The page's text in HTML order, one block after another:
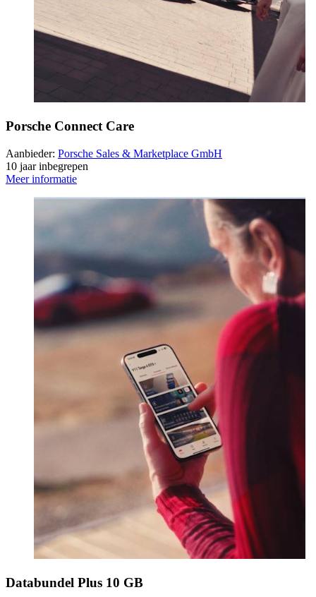
Porsche Connect Care
Aanbieder: Porsche Sales & Marketplace GmbH
10 jaar inbegrepen
Meer informatie
Databundel Plus 10 GB